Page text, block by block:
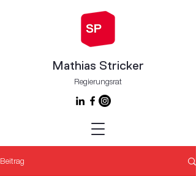
Mathias Stricker
Regierungsrat
Beitrag